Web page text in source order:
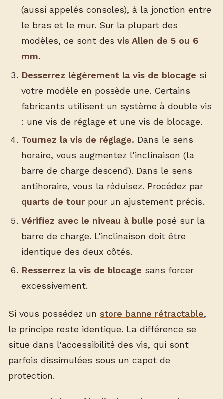
(aussi appelés consoles), à la jonction entre
le bras et le mur. Sur la plupart des
modèles, ce sont des vis Allen de 5 ou 6
mm.
Desserrez légèrement la vis de blocage si
votre modèle en possède une. Certains
fabricants utilisent un système à double vis
: une vis de réglage et une vis de blocage.
Tournez la vis de réglage. Dans le sens
horaire, vous augmentez l'inclinaison (la
barre de charge descend). Dans le sens
antihoraire, vous la réduisez. Procédez par
quarts de tourpour un ajustement précis.
Vérifiez avec le niveau à bulle posé sur la
barre de charge. L'inclinaison doit être
identique des deux côtés.
Resserrez la vis de blocage sans forcer
excessivement.
Si vous possédez un store banne rétractable,
le principe reste identique. La différence se
situe dans l'accessibilité des vis, qui sont
parfois dissimulées sous un capot de
protection.